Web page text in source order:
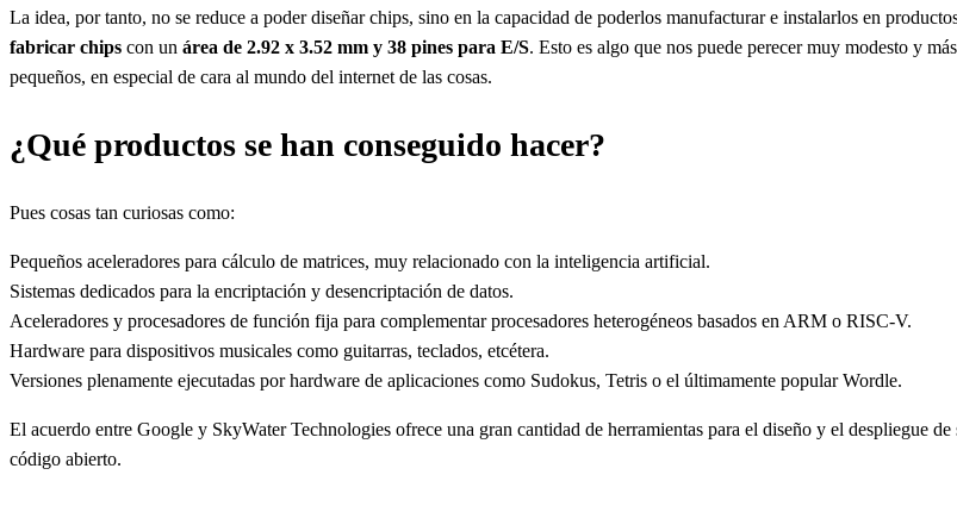
La idea, por tanto, no se reduce a poder diseñar chips, sino en la capacidad de poderlos manufacturar e instalarlos en
fabricar chips con un área de 2.92 x 3.52 mm y 38 pines para E/S. Esto es algo que nos puede perecer muy modesto y
pequeños, en especial de cara al mundo del internet de las cosas.
¿Qué productos se han conseguido hacer?
Pues cosas tan curiosas como:
Pequeños aceleradores para cálculo de matrices, muy relacionado con la inteligencia artificial.
Sistemas dedicados para la encriptación y desencriptación de datos.
Aceleradores y procesadores de función fija para complementar procesadores heterogéneos basados en ARM o RISC-V.
Hardware para dispositivos musicales como guitarras, teclados, etcétera.
Versiones plenamente ejecutadas por hardware de aplicaciones como Sudokus, Tetris o el últimamente popular Wordle.
El acuerdo entre Google y SkyWater Technologies ofrece una gran cantidad de herramientas para el diseño y el despliegue
código abierto.